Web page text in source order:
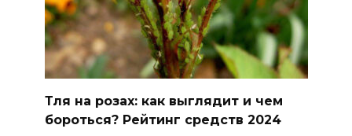
Тля на розах: как выглядит и чем
бороться? Рейтинг средств 2024